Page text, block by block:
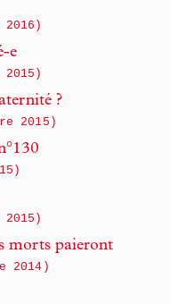
e
?
2015)
morts paieront
2014)